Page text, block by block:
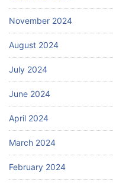
November 2024
August 2024
July 2024
June 2024
April 2024
March 2024
February 2024